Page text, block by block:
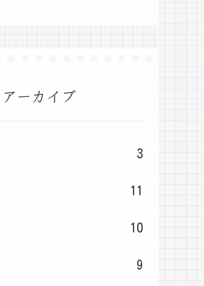
アーカイブ
3
11
10
9